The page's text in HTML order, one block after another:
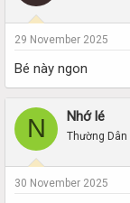
29 November 2025
Bé này ngon
N Nhớ lé
Thường Dân
30 November 2025